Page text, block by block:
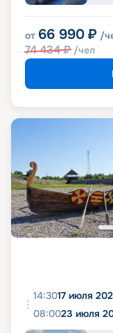
от 66 990 ₽ /
74 434₽ /чел
14:3017 июля
08:0023 июля